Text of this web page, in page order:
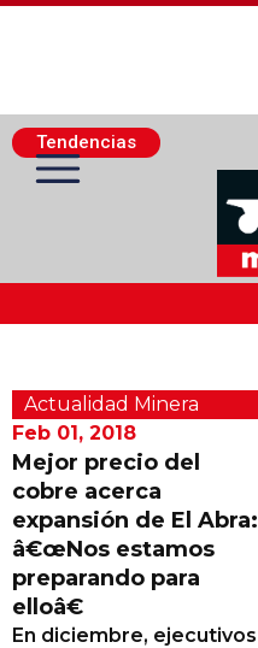
Tendencias
Actualidad Minera
Minería Superficie
Minerí­a Subterránea
Proveedores
Canal Digital
Actualidad Minera
Feb 01, 2018
Mejor precio del
cobre acerca
expansión de El Abra:
â€œNos estamos
preparando para
elloâ€
En diciembre, ejecutivos